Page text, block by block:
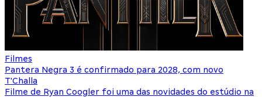
Filmes
Pantera Negra 3 é confirmado para 2028, com novo
T'Challa
Filme de Ryan Coogler foi uma das novidades do estúdio na